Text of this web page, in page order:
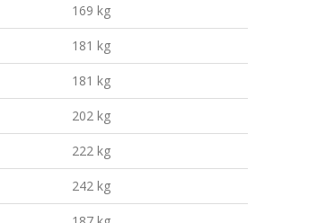
169 kg
181 kg
181 kg
202 kg
222 kg
242 kg